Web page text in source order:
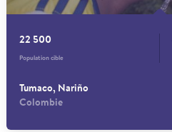
22 500
Population cible
Tumaco, Nariño
Colombie